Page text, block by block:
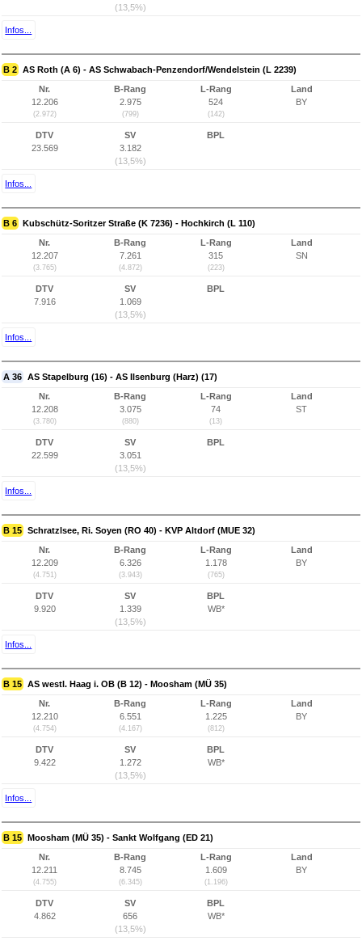
(13,5%)
Infos...
B 2 AS Roth (A 6) - AS Schwabach-Penzendorf/Wendelstein (L 2239)
Nr.
12.206
(2.972)
B-Rang
2.975
(799)
L-Rang
524
(142)
Land
BY
DTV
23.569
SV
3.182
(13,5%)
BPL
Infos...
B 6 Kubschütz-Soritzer Straße (K 7236) - Hochkirch (L 110)
Nr.
12.207
(3.765)
B-Rang
7.261
(4.872)
L-Rang
315
(223)
Land
SN
DTV
7.916
SV
1.069
(13,5%)
BPL
Infos...
A 36 AS Stapelburg (16) - AS Ilsenburg (Harz) (17)
Nr.
12.208
(3.780)
B-Rang
3.075
(880)
L-Rang
74
(13)
Land
ST
DTV
22.599
SV
3.051
(13,5%)
BPL
Infos...
B 15 Schratzlsee, Ri. Soyen (RO 40) - KVP Altdorf (MUE 32)
Nr.
12.209
(4.751)
B-Rang
6.326
(3.943)
L-Rang
1.178
(765)
Land
BY
DTV
9.920
SV
1.339
(13,5%)
BPL
WB*
Infos...
B 15 AS westl. Haag i. OB (B 12) - Moosham (MÜ 35)
Nr.
12.210
(4.754)
B-Rang
6.551
(4.167)
L-Rang
1.225
(812)
Land
BY
DTV
9.422
SV
1.272
(13,5%)
BPL
WB*
Infos...
B 15 Moosham (MÜ 35) - Sankt Wolfgang (ED 21)
Nr.
12.211
(4.755)
B-Rang
8.745
(6.345)
L-Rang
1.609
(1.196)
Land
BY
DTV
4.862
SV
656
(13,5%)
BPL
WB*